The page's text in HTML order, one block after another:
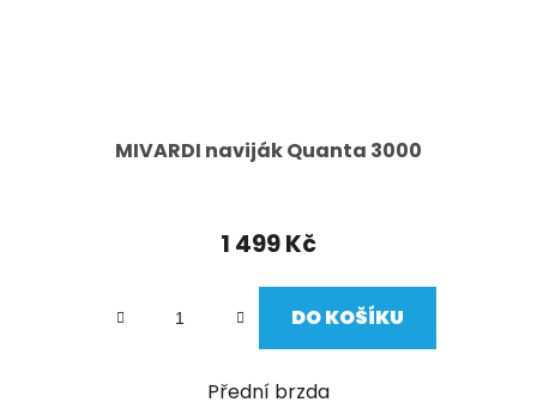
MIVARDI naviják Quanta 3000
1 499 Kč
DO KOŠÍKU
Přední brzda